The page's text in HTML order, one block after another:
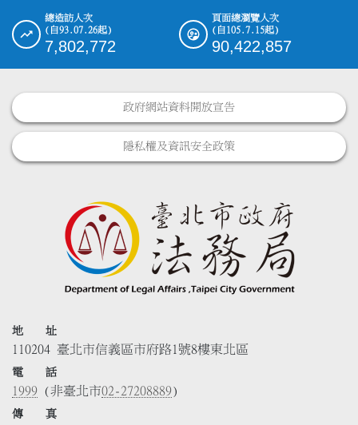
總造訪人次
(自93.07.26起)
7,802,772
頁面總瀏覽人次
(自105.7.15起)
90,422,857
政府網站資料開放宣告
隱私權及資訊安全政策
地 址
110204 臺北市信義區市府路1號8樓東北區
電 話
1999 (非臺北市02-27208889)
傳 真